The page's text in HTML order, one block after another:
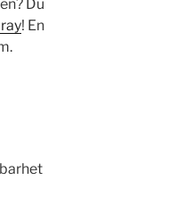
Du
! En